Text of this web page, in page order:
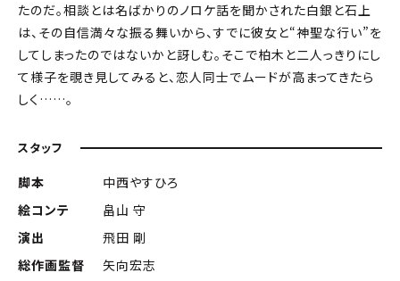
たのだ。相談とは名ばかりのノロケ話を聞かされた白銀と石上
は、その自信満々な振る舞いから、すでに彼女と“神聖な行い”を
してしまったのではないかと訝しむ。そこで柏木と二人っきりにし
て様子を覗き見してみると、恋人同士でムードが高まってきたら
しく……。
スタッフ
脚本
中西やすひろ
絵コンテ
畠山 守
演出
飛田 剛
総作画監督
矢向宏志